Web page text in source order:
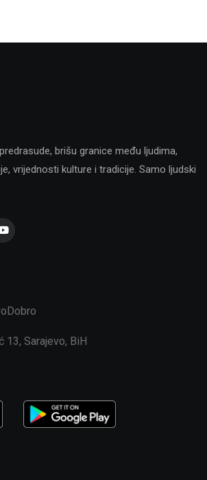
brišu granice među ljudima,
vrijednosti kulture i tradicije. Samo ljudski
13, Sarajevo, BiH